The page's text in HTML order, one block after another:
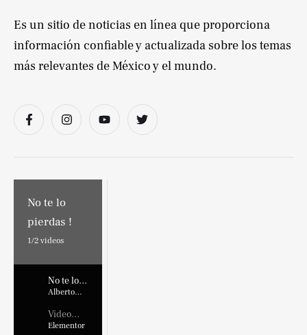
No te lo
pierdas !
1/2 videos
No te lo
pierdas !
Alberto
Video
Placehold
Elementor
Es un sitio de noticias en línea que proporciona
información confiable y actualizada sobre los temas
más relevantes de México y el mundo.